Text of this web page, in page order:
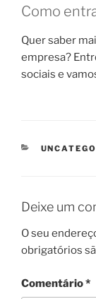
Como
Quer saber
empresa?
sociais e
Deixe um
O seu
obrigatórios
Comentário*